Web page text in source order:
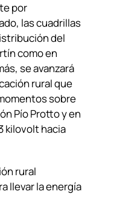
por
las cuadrillas
del
como en
se avanzará
rural que
sobre
Pío Protto y en
kilovolt hacia
rural
llevar la energía